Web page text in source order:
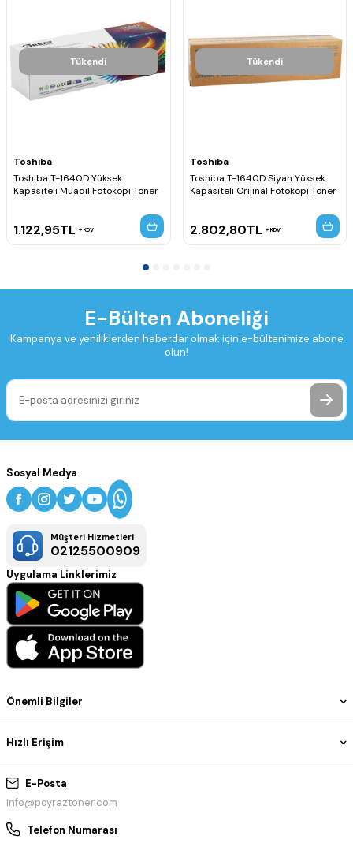
Tükendi
Toshiba
Toshiba T-1640D Yüksek
Kapasiteli Muadil Fotokopi Toner
1.122,95TL KDV
Tükendi
Toshiba
Toshiba T-1640D Siyah Yüksek
Kapasiteli Orijinal Fotokopi Toner
2.802,80TL KDV
E-Bülten Aboneliği
Kampanya ve yeniliklerden haberdar olmak için e-bültenimize abone
olun!
E-Posta
info@poyraztoner.com
Telefon Numarası
Önemli Bilgiler
Hızlı Erişim
Sosyal Medya
Müşteri Hizmetleri
02125500909
Uygulama Linklerimiz